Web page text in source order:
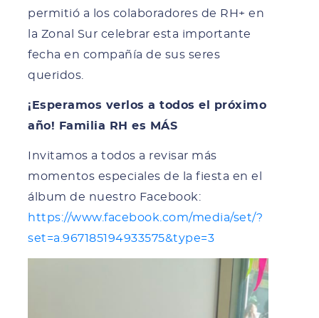
permitió a los colaboradores de RH+ en
la Zonal Sur celebrar esta importante
fecha en compañía de sus seres
queridos.
¡Esperamos verlos a todos el próximo
año! Familia RH es MÁS
Invitamos a todos a revisar más
momentos especiales de la fiesta en el
álbum de nuestro Facebook:
https://www.facebook.com/media/set/?
set=a.967185194933575&type=3